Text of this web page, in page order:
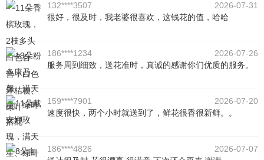
132****3507
2026-07-31
很好，很及时，我老婆很喜欢，这钱花的值，哈哈
186****1234
2026-07-26
服务周到细致，送花准时，真诚的感谢你们优质的服务。
159****7901
2026-07-20
速度很快，两个小时就送到了，鲜花很香很新鲜。。
186****4826
2026-07-07